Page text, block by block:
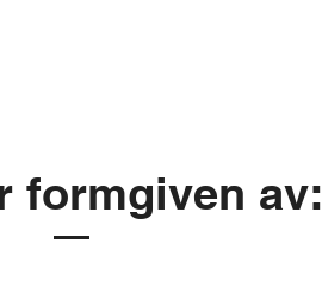
formgiven av: